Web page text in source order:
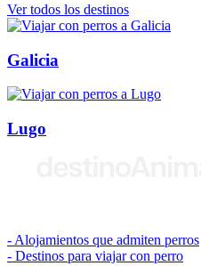
Ver todos los destinos
Galicia
Lugo
Alojamientos que admiten perros
Destinos para viajar con perro